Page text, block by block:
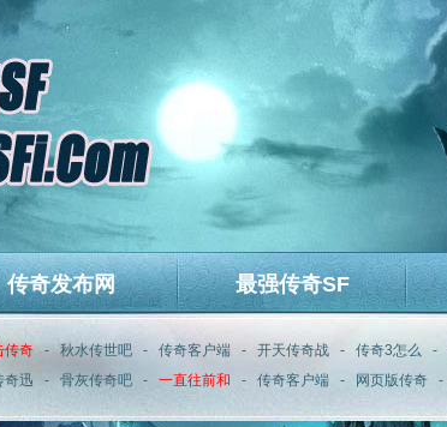
传奇发布网 最强传奇SF
传奇 - 秋水传世吧 - 传奇客户端 - 开天传奇战 - 传奇3怎么 -
奇迅 - 骨灰传奇吧 - 一直往前和 - 传奇客户端 - 网页版传奇 -